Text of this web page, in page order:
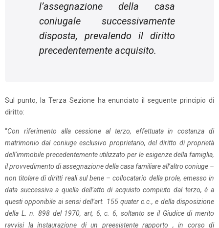
l’assegnazione della casa
coniugale successivamente
disposta, prevalendo il diritto
precedentemente acquisito.
Sul punto, la Terza Sezione ha enunciato il seguente principio di
diritto:
“Con riferimento alla cessione al terzo, effettuata in costanza di
matrimonio dal coniuge esclusivo proprietario, del diritto di proprietà
dell’immobile precedentemente utilizzato per le esigenze della famiglia,
il provvedimento di assegnazione della casa familiare all’altro coniuge –
non titolare di diritti reali sul bene – collocatario della prole, emesso in
data successiva a quella dell’atto di acquisto compiuto dal terzo, è a
questi opponibile ai sensi dell’art. 155 quater c.c., e della disposizione
della L. n. 898 del 1970, art, 6, c. 6, soltanto se il Giudice di merito
ravvisi la instaurazione di un preesistente rapporto , in corso di